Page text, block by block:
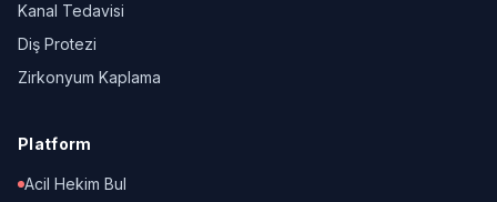
Kanal Tedavisi
Diş Protezi
Zirkonyum Kaplama
Platform
Acil Hekim Bul